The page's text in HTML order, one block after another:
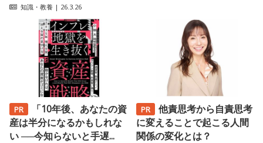
知識・教養 | 26.3.26
「10年後、あなたの資
産は半分になるかもしれな
い ──今知らないと手遅...
他責思考から自責思考
に変えることで起こる人間
関係の変化とは？